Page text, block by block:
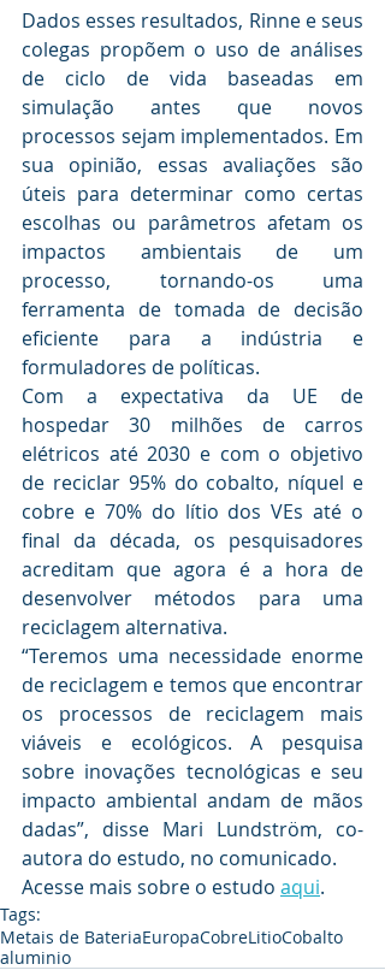
Dados esses resultados, Rinne e seus
colegas propõem o uso de análises
de ciclo de vida baseadas em
simulação antes que novos
processos sejam implementados. Em
sua opinião, essas avaliações são
úteis para determinar como certas
escolhas ou parâmetros afetam os
impactos ambientais de um
processo, tornando-os uma
ferramenta de tomada de decisão
eficiente para a indústria e
formuladores de políticas.
Com a expectativa da UE de
hospedar 30 milhões de carros
elétricos até 2030 e com o objetivo
de reciclar 95% do cobalto, níquel e
cobre e 70% do lítio dos VEs até o
final da década, os pesquisadores
acreditam que agora é a hora de
desenvolver métodos para uma
reciclagem alternativa.
“Teremos uma necessidade enorme
de reciclagem e temos que encontrar
os processos de reciclagem mais
viáveis ​​e ecológicos. A pesquisa
sobre inovações tecnológicas e seu
impacto ambiental andam de mãos
dadas”, disse Mari Lundström, co-
autora do estudo, no comunicado.
Acesse mais sobre o estudo aqui.
Tags:
Metais de BateriaEuropaCobreLitioCobalto
aluminio